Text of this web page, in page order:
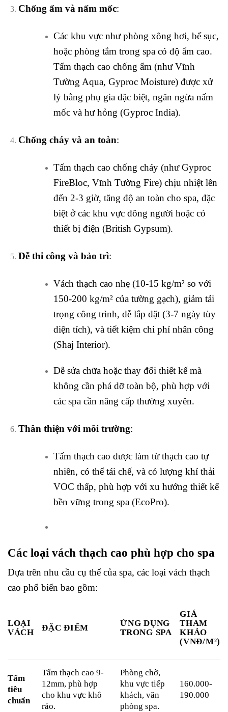
Chống ẩm và nấm mốc:
Các khu vực như phòng xông hơi, bể sục,
hoặc phòng tắm trong spa có độ ẩm cao.
Tấm thạch cao chống ẩm (như Vĩnh
Tường Aqua, Gyproc Moisture) được xử
lý bằng phụ gia đặc biệt, ngăn ngừa nấm
mốc và hư hỏng (Gyproc India).
Chống cháy và an toàn:
Tấm thạch cao chống cháy (như Gyproc
FireBloc, Vĩnh Tường Fire) chịu nhiệt lên
đến 2-3 giờ, tăng độ an toàn cho spa, đặc
biệt ở các khu vực đông người hoặc có
thiết bị điện (British Gypsum).
Dễ thi công và bảo trì:
Vách thạch cao nhẹ (10-15 kg/m² so với
150-200 kg/m² của tường gạch), giảm tải
trọng công trình, dễ lắp đặt (3-7 ngày tùy
diện tích), và tiết kiệm chi phí nhân công
(Shaj Interior).
Dễ sửa chữa hoặc thay đổi thiết kế mà
không cần phá dỡ toàn bộ, phù hợp với
các spa cần nâng cấp thường xuyên.
Thân thiện với môi trường:
Tấm thạch cao được làm từ thạch cao tự
nhiên, có thể tái chế, và có lượng khí thải
VOC thấp, phù hợp với xu hướng thiết kế
bền vững trong spa (EcoPro).
Các loại vách thạch cao phù hợp cho spa
Dựa trên nhu cầu cụ thể của spa, các loại vách thạch
cao phổ biến bao gồm:
LOẠI
VÁCH
ĐẶC ĐIỂM
ỨNG DỤNG
TRONG SPA
GIÁ
THAM
KHẢO
(VNĐ/M²)
Tấm
tiêu
chuẩn
Tấm thạch cao 9-
12mm, phù hợp
cho khu vực khô
ráo.
Phòng chờ,
khu vực tiếp
khách, văn
phòng spa.
160.000-
190.000